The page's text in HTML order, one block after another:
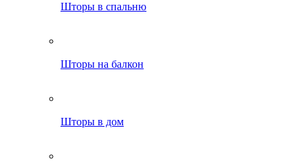
Шторы в спальню
Шторы на балкон
Шторы в дом